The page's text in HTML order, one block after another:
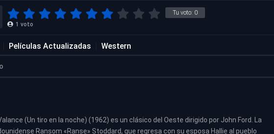
Tu voto: 0
1 voto
Películas Actualizadas Western
(Un tiro en la noche) (1962) es un clásico del Oeste dirigido por John Ford. La
Ransom «Ranse» Stoddard, que regresa con su esposa Hallie al pueblo